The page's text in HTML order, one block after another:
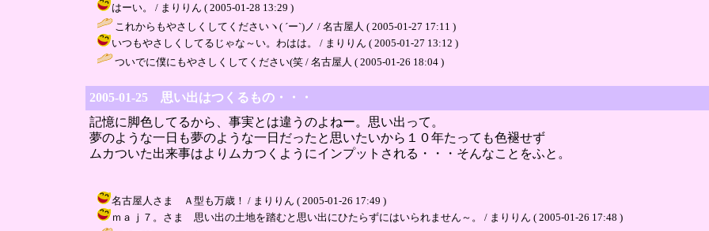
はーい。 / まりりん ( 2005-01-28 13:29 )
これからもやさしくしてくださいヽ( ´ー`)ノ / 名古屋人 ( 2005-01-27 17:11 )
いつもやさしくしてるじゃな～い。わはは。 / まりりん ( 2005-01-27 13:12 )
ついでに僕にもやさしくしてください(笑 / 名古屋人 ( 2005-01-26 18:04 )
2005-01-25 思い出はつくるもの・・・
記憶に脚色してるから、事実とは違うのよねー。思い出って。
夢のような一日も夢のような一日だったと思いたいから１０年たっても色褪せず
ムカついた出来事はよりムカつくようにインプットされる・・・そんなことをふと。
名古屋人さま Ａ型も万歳！ / まりりん ( 2005-01-26 17:49 )
ｍａｊ７。さま 思い出の土地を踏むと思い出にひたらずにはいられません～。 / まりりん ( 2005-01-26 17:48 )